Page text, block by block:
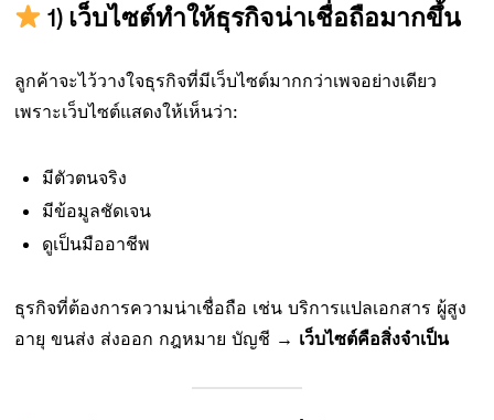
1) เว็บไซต์ทำให้ธุรกิจน่าเชื่อถือมากขึ้น
ลูกค้าจะไว้วางใจธุรกิจที่มีเว็บไซต์มากกว่าเพจอย่างเดียว
เพราะเว็บไซต์แสดงให้เห็นว่า:
มีตัวตนจริง
มีข้อมูลชัดเจน
ดูเป็นมืออาชีพ
ธุรกิจที่ต้องการความน่าเชื่อถือ เช่น บริการแปลเอกสาร ผู้สูง
อายุ ขนส่ง ส่งออก กฎหมาย บัญชี → เว็บไซต์คือสิ่งจำเป็น